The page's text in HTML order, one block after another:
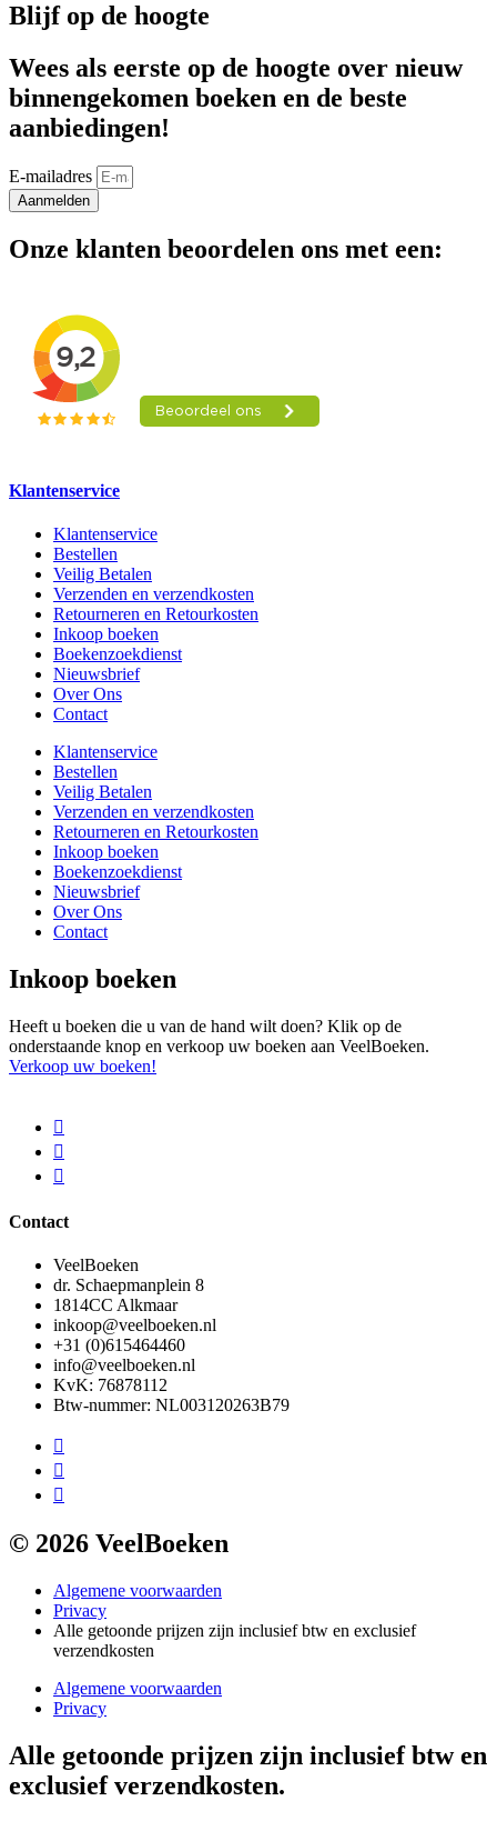
Blijf op de hoogte
Wees als eerste op de hoogte over nieuw
binnengekomen boeken en de beste
aanbiedingen!
E-mailadres
Aanmelden
Onze klanten beoordelen ons met een:
Klantenservice
Klantenservice
Bestellen
Veilig Betalen
Verzenden en verzendkosten
Retourneren en Retourkosten
Inkoop boeken
Boekenzoekdienst
Nieuwsbrief
Over Ons
Contact
Klantenservice
Bestellen
Veilig Betalen
Verzenden en verzendkosten
Retourneren en Retourkosten
Inkoop boeken
Boekenzoekdienst
Nieuwsbrief
Over Ons
Contact
Inkoop boeken
Heeft u boeken die u van de hand wilt doen? Klik op de
onderstaande knop en verkoop uw boeken aan VeelBoeken.
Verkoop uw boeken!
Contact
VeelBoeken
dr. Schaepmanplein 8
1814CC Alkmaar
inkoop@veelboeken.nl
+31 (0)615464460
info@veelboeken.nl
KvK: 76878112
Btw-nummer: NL003120263B79
© 2026 VeelBoeken
Algemene voorwaarden
Privacy
Alle getoonde prijzen zijn inclusief btw en exclusief
verzendkosten
Algemene voorwaarden
Privacy
Alle getoonde prijzen zijn inclusief btw en
exclusief verzendkosten.